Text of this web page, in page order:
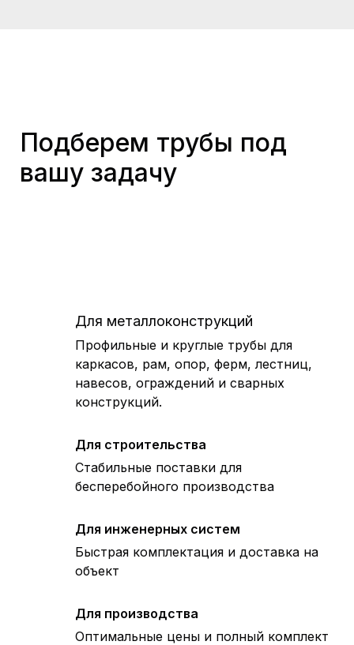
Подберем трубы под
вашу задачу
Для металлоконструкций
Профильные и круглые трубы для
каркасов, рам, опор, ферм, лестниц,
навесов, ограждений и сварных
конструкций.
Для строительства
Стабильные поставки для
бесперебойного производства
Для инженерных систем
Быстрая комплектация и доставка на
объект
Для производства
Оптимальные цены и полный комплект